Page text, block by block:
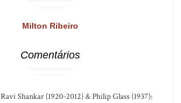
Milton Ribeiro
Comentários
Ravi Shankar (1920-2012) & Philip Glass (1937):